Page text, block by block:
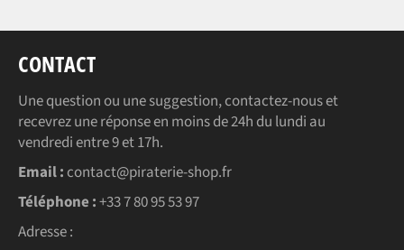
CONTACT
Une question ou une suggestion, contactez-nous et
recevrez une réponse en moins de 24h du lundi au
vendredi entre 9 et 17h.
Email : contact@piraterie-shop.fr
Téléphone :+33 7 80 95 53 97
Adresse :